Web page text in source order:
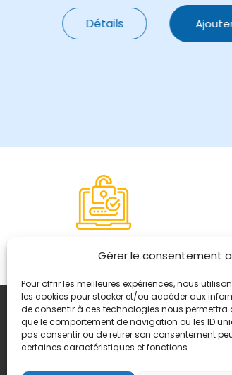
Gérer le consentement
Pour offrir les meilleures expériences, nous
les cookies pour stocker et/ou accéder aux
de consentir à ces technologies nous permettra
que le comportement de navigation ou les ID
pas consentir ou de retirer son consentement
certaines caractéristiques et fonctions.
Détails
Paiement sécurisé
8,